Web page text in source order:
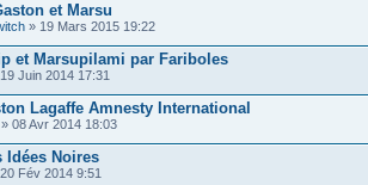
et Marsu
» 19 Mars 2015 19:22
et Marsupilami par Fariboles
Juin 2014 17:31
Lagaffe Amnesty International
» 08 Avr 2014 18:03
Idées Noires
Fév 2014 9:51